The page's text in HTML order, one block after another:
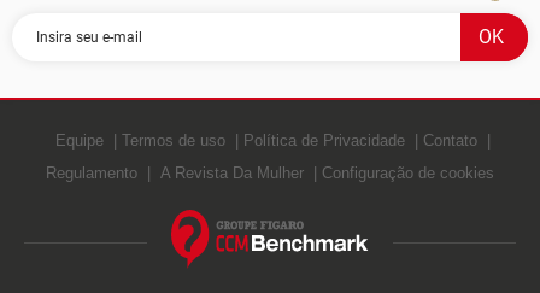
Equipe Termos de uso Política de Privacidade
Contato
Regulamento
A Revista Da Mulher Configuração de cookies